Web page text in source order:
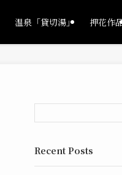
温泉「貸切湯」 押花作
Recent Posts